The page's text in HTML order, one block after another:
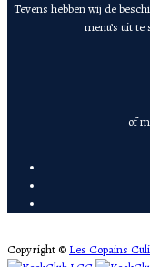
Tevens hebben wij de
menu’s uit
of
Copyright © Les Copains